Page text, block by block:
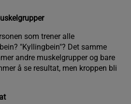
som trener alle
"Kyllingbein"? Det samme
andre muskelgrupper og bare
å se resultat, men kroppen bli